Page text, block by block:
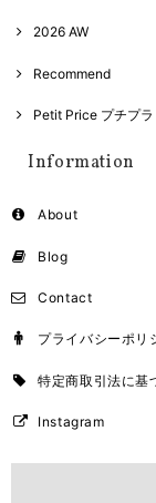
2026 AW
Recommend
Petit Price プチプラ
Information
About
Blog
Contact
プライバシーポリ
特定商取引法に基
Instagram